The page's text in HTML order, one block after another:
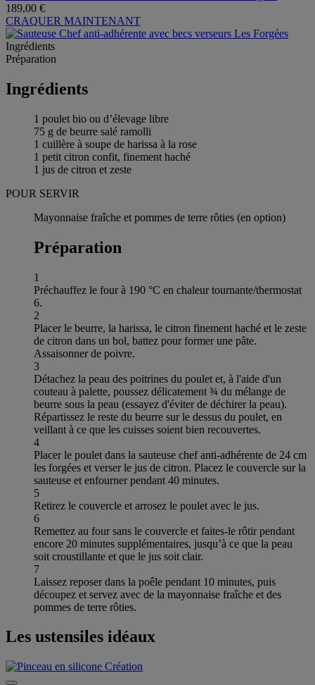
189,00 €
CRAQUER MAINTENANT
Ingrédients
Préparation
Ingrédients
1 poulet bio ou d’élevage libre
75 g de beurre salé ramolli
1 cuillère à soupe de harissa à la rose
1 petit citron confit, finement haché
1 jus de citron et zeste
POUR SERVIR
Mayonnaise fraîche et pommes de terre rôties (en option)
Préparation
1
Préchauffez le four à 190 °C en chaleur tournante/thermostat
6.
2
Placer le beurre, la harissa, le citron finement haché et le zeste
de citron dans un bol, battez pour former une pâte.
Assaisonner de poivre.
3
Détachez la peau des poitrines du poulet et, à l'aide d'un
couteau à palette, poussez délicatement ¾ du mélange de
beurre sous la peau (essayez d'éviter de déchirer la peau).
Répartissez le reste du beurre sur le dessus du poulet, en
veillant à ce que les cuisses soient bien recouvertes.
4
Placer le poulet dans la sauteuse chef anti-adhérente de 24 cm
les forgées et verser le jus de citron. Placez le couvercle sur la
sauteuse et enfourner pendant 40 minutes.
5
Retirez le couvercle et arrosez le poulet avec le jus.
6
Remettez au four sans le couvercle et faites-le rôtir pendant
encore 20 minutes supplémentaires, jusqu’à ce que la peau
soit croustillante et que le jus soit clair.
7
Laissez reposer dans la poêle pendant 10 minutes, puis
découpez et servez avec de la mayonnaise fraîche et des
pommes de terre rôties.
Les ustensiles idéaux